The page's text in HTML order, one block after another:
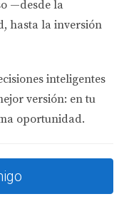
local.
significativo en
aumento en los
analizar las
y estar al tanto de
—desde la
hasta la inversión
inteligentes
versión: en tu
oportunidad.